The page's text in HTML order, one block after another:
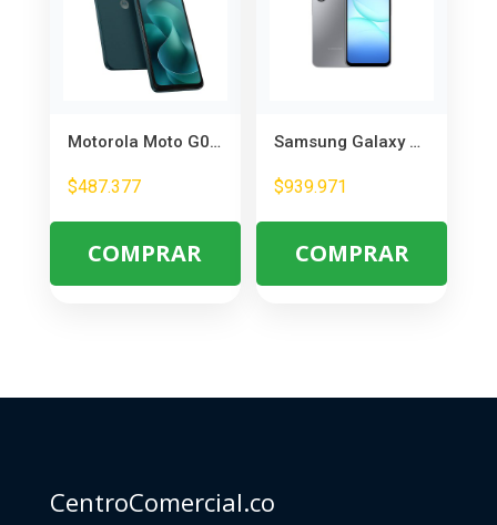
Motorola Moto G06 256GB RAM 4GB+8GB Azul – Smartphone con Gran Almacenamiento
$487.377
COMPRAR
Samsung Galaxy A17 5G 8GB RAM 256GB – Smartphone Potente y Rápido
$939.971
COMPRAR
CentroComercial.co